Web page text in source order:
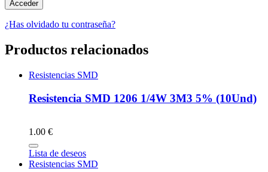
¿Has olvidado tu contraseña?
Productos relacionados
Resistencias SMD
Resistencia SMD 1206 1/4W 3M3 5% (10Und)
1.00 €
Lista de deseos
Resistencias SMD